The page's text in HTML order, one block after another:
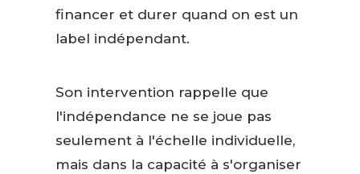
financer et durer quand on est un
label indépendant.
Son intervention rappelle que
l'indépendance ne se joue pas
seulement à l'échelle individuelle,
mais dans la capacité à s'organiser